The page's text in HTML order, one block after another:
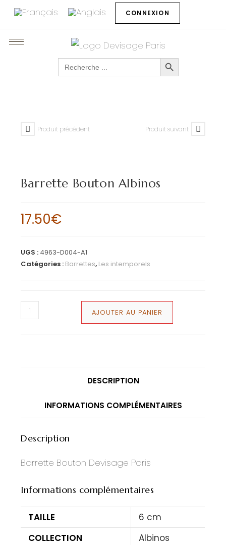
CONNEXION
Search
for:
SEARCH BUTTON
Produit précédent Produit suivant
Barrette Bouton Albinos
17.50€
UGS : 4963-D004-A1
Catégories : Barrettes, Les intemporels
AJOUTER AU PANIER
DESCRIPTION
INFORMATIONS COMPLÉMENTAIRES
Description
Barrette Bouton Devisage Paris
Informations complémentaires
TAILLE
6 cm
COLLECTION
Albinos